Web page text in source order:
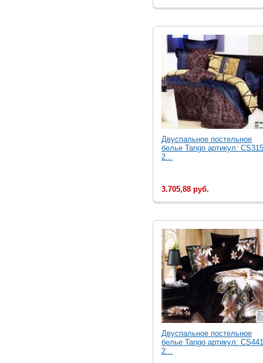
Двуcпальное постельное
белье Tango артикул:
2...
3.705,88 руб.
Двуcпальное постельное
белье Tango артикул:
2...